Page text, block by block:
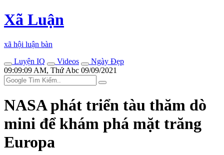
Xã Luận
xã hội luận bàn
Luyện IQ
Videos
Ngày Đẹp
09:09:09 AM, Thứ Abc 09/09/2021
NASA phát triển tàu thăm dò
mini để khám phá mặt trăng
Europa